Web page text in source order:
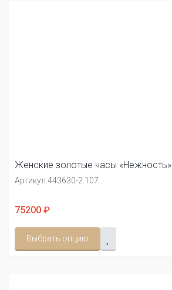
Женские золотые часы «Нежность»
Артикул:443630-2.107
75200 ₽
Выбрать опцию